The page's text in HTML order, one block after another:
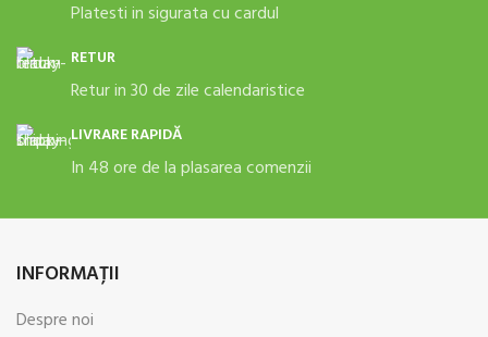
Platesti in sigurata cu cardul
RETUR
Retur in 30 de zile calendaristice
LIVRARE RAPIDĂ
In 48 ore de la plasarea comenzii
INFORMAŢII
Despre noi